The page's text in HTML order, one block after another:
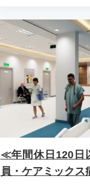
≪年間休日120日
員・ケアミックス